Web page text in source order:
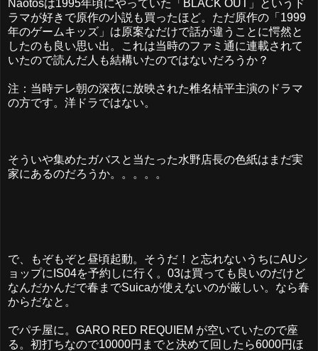
Naotosは1995年頃にやっていた「BLACK OUT」というド
ラマが好きで原作の小説も買ったほど。ただ原作の「1999
年のゲームキッズ」は原案なだけで話が違うことに愕然と
したのも良い思い出。これは当時のファミ通に連載されて
いたので読んだ人も結構いたのではないだろうか？
注：当時テレ朝の深夜に放映された椎名桔平主演のドラマ
の方です。洋ドラではない。
そういや集めたガバスと当たった水野店長の色紙はまだ実
家にあるのだろうか。。。。。
で、もぞもぞと昼頃起動。そうだ！と忘れないうちにAUシ
ョップにIS04を予約しに行く。03は買っても良いのだけど
なんだかんだで春までSuicaが使えないのが厳しい。なら春
からだなと。
でパチ屋に。GARO RED REQUIEM が空いていたので座
る。初打ちなので10000円までと決めて回したら6000円ほ